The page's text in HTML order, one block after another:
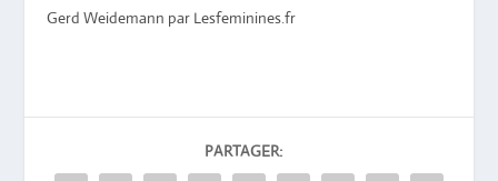
Gerd Weidemann par Lesfeminines.fr
PARTAGER: